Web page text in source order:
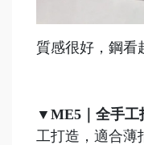
質感很好，鋼看
▼ ME5｜全手工
工打造，適合薄